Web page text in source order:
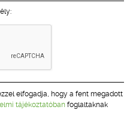
elfogadja, hogy a fent megadott
tájékoztatóban foglaltaknak